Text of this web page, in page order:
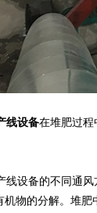
线设备在堆肥过程
设备的不同通风
机物的分解。堆